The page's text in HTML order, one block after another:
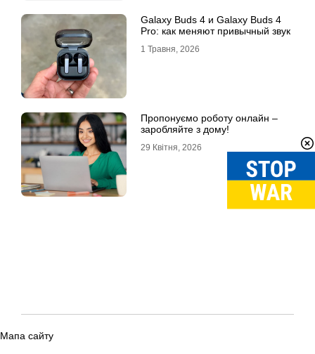
Galaxy Buds 4 и Galaxy Buds 4
Pro: как меняют привычный звук
1 Травня, 2026
Пропонуємо роботу онлайн –
заробляйте з дому!
29 Квітня, 2026
Мапа сайту